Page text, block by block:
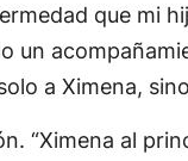
que mi
a Ximena,
“Ximena al